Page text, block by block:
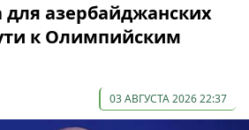
для азербайджанских
к Олимпийским
03 АВГУСТА 2026 22:37